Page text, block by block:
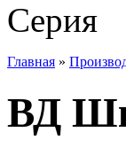
Серия
Главная »
ВД